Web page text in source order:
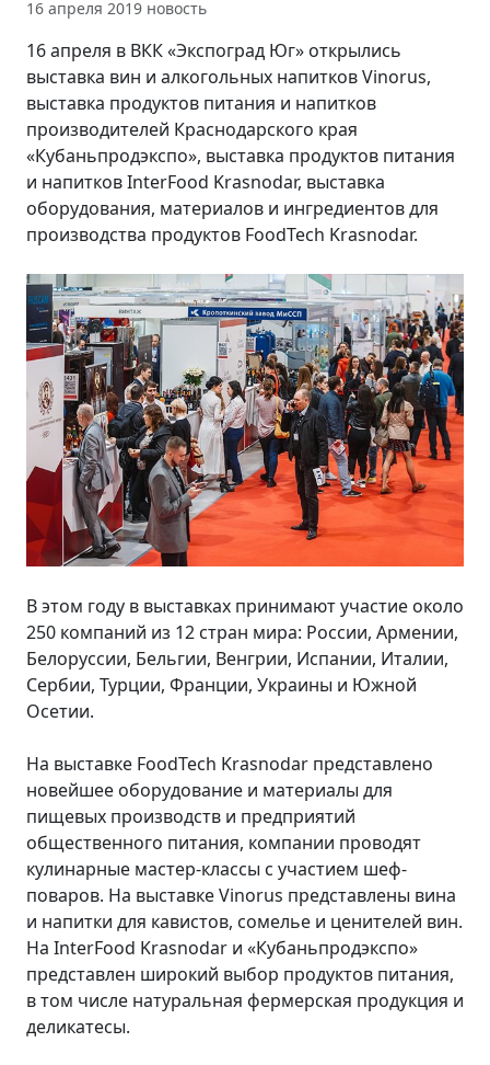
16 апреля 2019 новость
16 апреля в ВКК «Экспоград Юг» открылись
выставка вин и алкогольных напитков Vinorus,
выставка продуктов питания и напитков
производителей Краснодарского края
«Кубаньпродэкспо», выставка продуктов питания
и напитков InterFood Krasnodar, выставка
оборудования, материалов и ингредиентов для
производства продуктов FoodTech Krasnodar.
В этом году в выставках принимают участие около
250 компаний из 12 стран мира: России, Армении,
Белоруссии, Бельгии, Венгрии, Испании, Италии,
Сербии, Турции, Франции, Украины и Южной
Осетии.
На выставке FoodTech Krasnodar представлено
новейшее оборудование и материалы для
пищевых производств и предприятий
общественного питания, компании проводят
кулинарные мастер-классы с участием шеф-
поваров. На выставке Vinorus представлены вина
и напитки для кавистов, сомелье и ценителей вин.
На InterFood Krasnodar и «Кубаньпродэкспо»
представлен широкий выбор продуктов питания,
в том числе натуральная фермерская продукция и
деликатесы.